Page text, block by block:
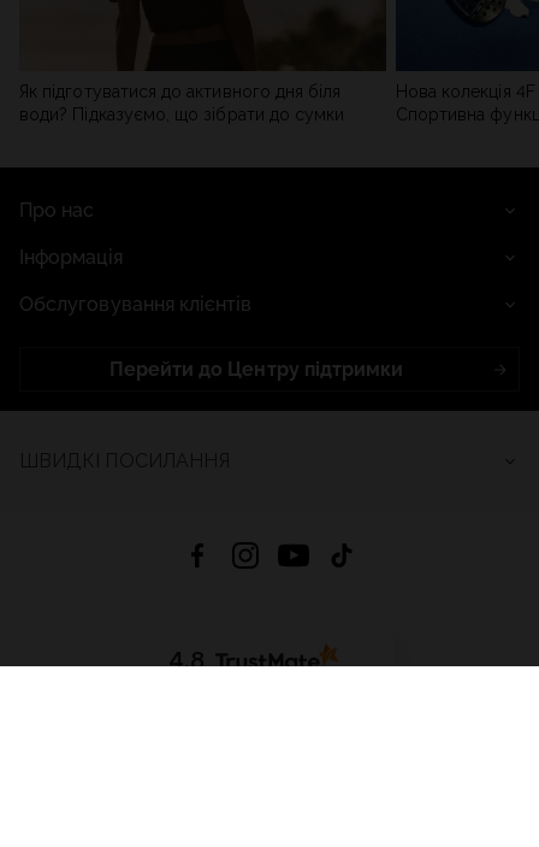
Як підготуватися до активного дня біля
води? Підказуємо, що зібрати до сумки
Нова колекція
Спортивна
Про нас
Інформація
Обслуговування клієнтів
Перейти до Центру підтримки
4.8